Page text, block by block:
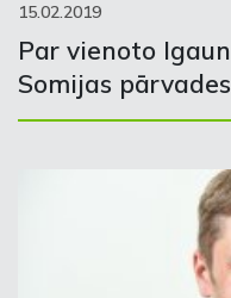
15.02.2019
Par vienoto
Somijas